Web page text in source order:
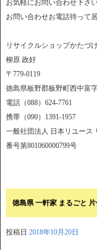
お気軽にお問い合わせ下さい
お問い合わせお電話待って居
リサイクルショップかたづ
柳原 政好
〒779-0119
徳島県板野郡板野町西中富
電話（088）624-7761
携帯（090）1391-1957
一般社団法人 日本リユース
番号第801060000799号
徳島県 一軒家 まるごと
投稿日 2018年10月20日